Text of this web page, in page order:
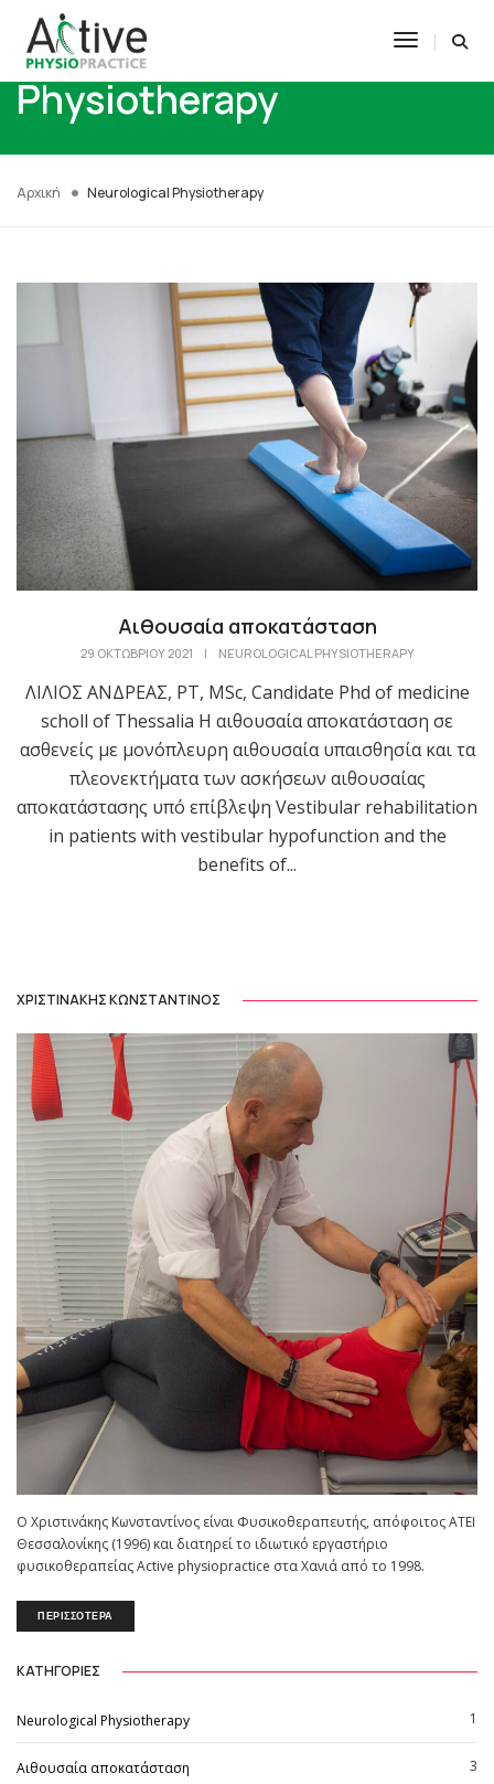
Toggle
Neurological
Physiotherapy
Αρχική Neurological Physiotherapy
Αιθουσαία αποκατάσταση
29 ΟΚΤΩΒΡΊΟΥ 2021 | NEUROLOGICAL PHYSIOTHERAPY
ΛΙΛΙΟΣ ΑΝΔΡΕΑΣ, PT, MSc, Candidate Phd of medicine
scholl of Thessalia Η αιθουσαία αποκατάσταση σε
ασθενείς με μονόπλευρη αιθουσαία υπαισθησία και τα
πλεονεκτήματα των ασκήσεων αιθουσαίας
αποκατάστασης υπό επίβλεψη Vestibular rehabilitation
in patients with vestibular hypofunction and the
benefits of...
ΧΡΙΣΤΙΝΑΚΗΣ ΚΩΝΣΤΑΝΤΙΝΟΣ
O Χριστινάκης Κωνσταντίνος είναι Φυσικοθεραπευτής, απόφοιτος ΑΤΕΙ
Θεσσαλονίκης (1996) και διατηρεί το ιδιωτικό εργαστήριο
φυσικοθεραπείας Active physiopractice στα Χανιά από το 1998.
ΠΕΡΙΣΣΟΤΕΡΑ
ΚΑΤΗΓΟΡΙΕΣ
Neurological Physiotherapy 1
Αιθουσαία αποκατάσταση 3